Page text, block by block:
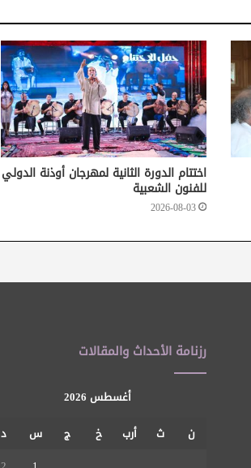
اختتام الدورة الثانية لمهرجان أوذنة الدولي
للفنون الشعبية
2026-08-03
رزنامة الأحداث والمقالات
أغسطس 2026
ن
ث أرب خ ج س
د